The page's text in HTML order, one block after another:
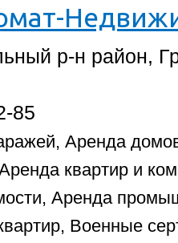
р-н район,
85
Аренда
квартир и
Аренда
Военные